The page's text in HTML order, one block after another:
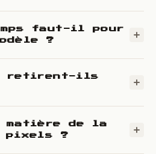
faut-il pour
?
retirent-ils
de la
pixels ?